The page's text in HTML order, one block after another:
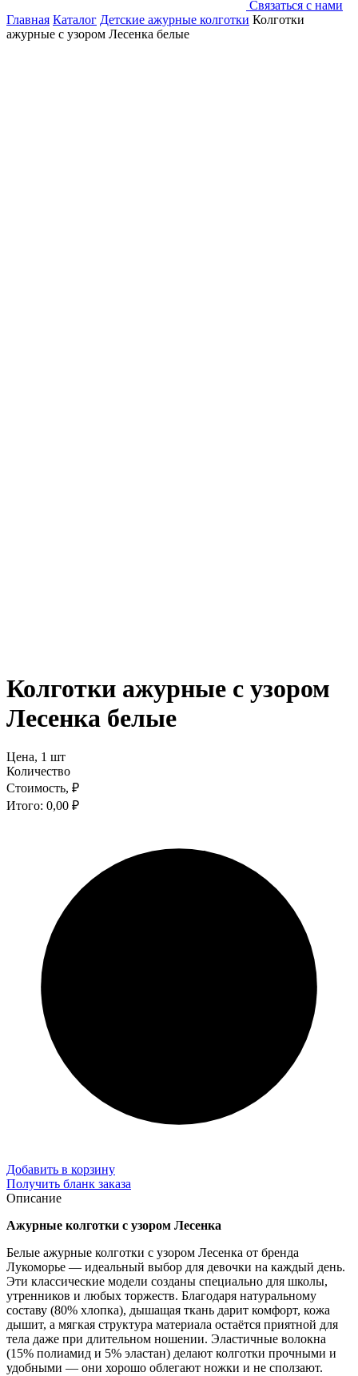
Связаться с нами
Главная Каталог Детские ажурные колготки Колготки
ажурные с узором Лесенка белые
Колготки ажурные с узором
Лесенка белые
Цена, 1 шт
Количество
Стоимость, ₽
Итого: 0,00 ₽
Добавить в корзину
Получить бланк заказа
Описание
Ажурные колготки с узором Лесенка
Белые ажурные колготки с узором Лесенка от бренда
Лукоморье — идеальный выбор для девочки на каждый день.
Эти классические модели созданы специально для школы,
утренников и любых торжеств. Благодаря натуральному
составу (80% хлопка), дышащая ткань дарит комфорт, кожа
дышит, а мягкая структура материала остаётся приятной для
тела даже при длительном ношении. Эластичные волокна
(15% полиамид и 5% эластан) делают колготки прочными и
удобными — они хорошо облегают ножки и не сползают.